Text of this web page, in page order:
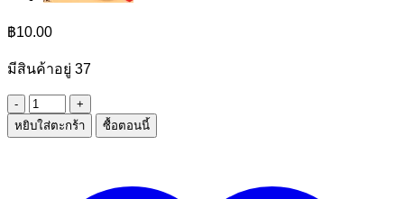
฿10.00
มีสินค้าอยู่ 37
จำนวน
แหนบ
หยิบใส่ตะกร้า ซื้อตอนนี้